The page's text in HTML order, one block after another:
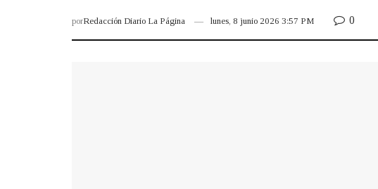
porRedacción Diario La Página lunes, 8 junio 2026 3:57 PM 0